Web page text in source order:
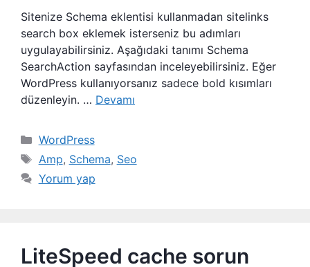
Sitenize Schema eklentisi kullanmadan sitelinks
search box eklemek isterseniz bu adımları
uygulayabilirsiniz. Aşağıdaki tanımı Schema
SearchAction sayfasından inceleyebilirsiniz. Eğer
WordPress kullanıyorsanız sadece bold kısımları
düzenleyin. … Devamı
Kategoriler
WordPress
Etiketler
Amp, Schema, Seo
Yorum yap
LiteSpeed cache sorun